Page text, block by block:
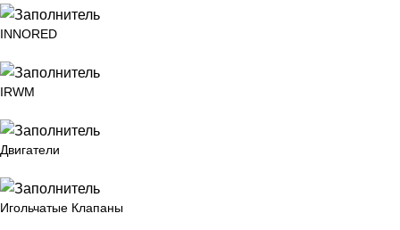
INNORED
IRWM
Двигатели
Игольчатые Клапаны